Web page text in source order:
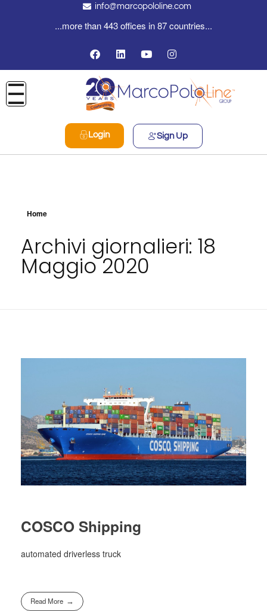
info@marcopololine.com
...more than 443 offices in 87 countries...
Login Sign Up
Home
Archivi giornalieri: 18
Maggio 2020
COSCO Shipping
automated driverless truck
Read More